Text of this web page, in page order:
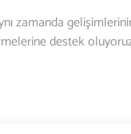
zamanda
destek